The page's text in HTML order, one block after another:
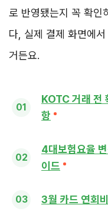
로 반영됐는지 꼭 확인
다, 실제 결제 화면에
거든요.
KOTC 거래 전
항
4대보험요율
이드
3월 카드 연회